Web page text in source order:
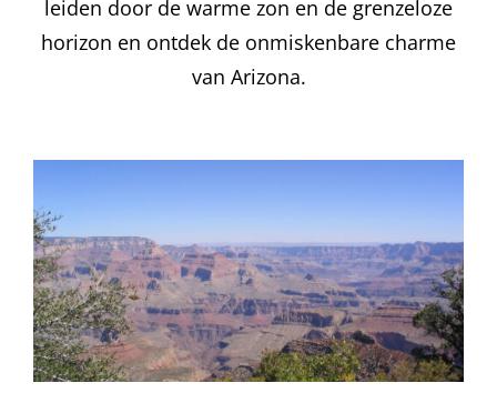
leiden door de warme zon en de grenzeloze
horizon en ontdek de onmiskenbare charme
van Arizona.